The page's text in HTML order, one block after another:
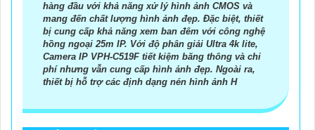
hàng đầu với khả năng xử lý hình ảnh CMOS và
mang đến chất lượng hình ảnh đẹp. Đặc biệt, thiết
bị cung cấp khả năng xem ban đêm với công nghệ
hồng ngoại 25m IP. Với độ phân giải Ultra 4k lite,
Camera IP VPH-C519F tiết kiệm băng thông và chi
phí nhưng vẫn cung cấp hình ảnh đẹp. Ngoài ra,
thiết bị hỗ trợ các định dạng nén hình ảnh H